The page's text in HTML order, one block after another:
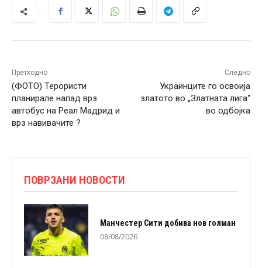
Претходно
(ФОТО) Терористи
планирале напад врз
автобус на Реал Мадрид и
врз навивачите ?
Следно
Украинците го освоија
златото во „Златната лига“
во одбојка
ПОВРЗАНИ НОВОСТИ
Манчестер Сити добива нов голман
08/08/2026